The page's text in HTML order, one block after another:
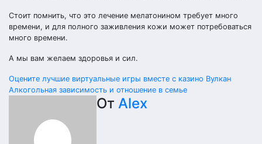
Стоит помнить, что это лечение мелатонином требует много
времени, и для полного заживления кожи может потребоваться
много времени.
А мы вам желаем здоровья и сил.
Навигация
записям
Оцените лучшие виртуальные игры вместе с казино Вулкан
Алкогольная зависимость и отношение в семье
От Alex